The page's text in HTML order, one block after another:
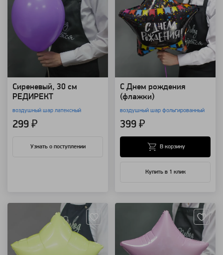
Сиреневый, 30 см
РЕДИРЕКТ
воздушный шар латексный
299 ₽
Узнать о поступлении
С Днем рождения
(флажки)
воздушный шар фольгированный
399 ₽
Купить в 1 клик
В корзину